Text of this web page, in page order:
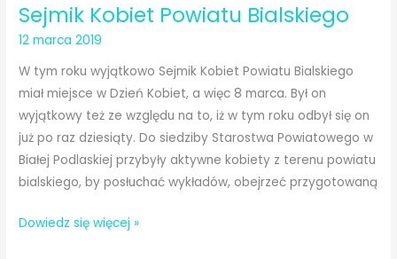
Powiatu
Bialskiego
Sejmik Kobiet Powiatu Bialskiego
12 marca 2019
W tym roku wyjątkowo Sejmik Kobiet Powiatu Bialskiego
miał miejsce w Dzień Kobiet, a więc 8 marca. Był on
wyjątkowy też ze względu na to, iż w tym roku odbył się on
już po raz dziesiąty. Do siedziby Starostwa Powiatowego w
Białej Podlaskiej przybyły aktywne kobiety z terenu powiatu
bialskiego, by posłuchać wykładów, obejrzeć przygotowaną
Sejmik
Dowiedz się więcej »